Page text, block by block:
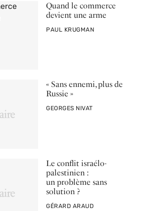
Quand le commerce
devient une arme
PAR
PAUL KRUGMAN
« Sans ennemi, plus de
Russie »
PAR
GEORGES NIVAT
Le conflit israélo-
palestinien :
un problème sans
solution ?
PAR
GÉRARD ARAUD